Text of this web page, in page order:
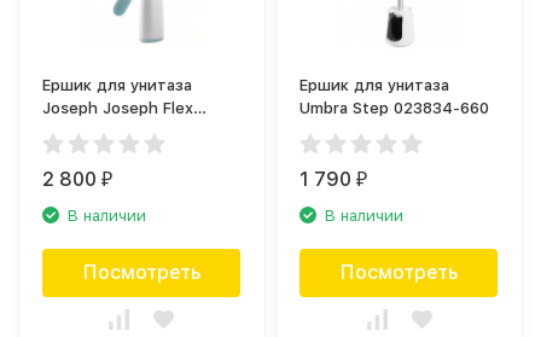
Ершик для унитаза
Joseph Joseph Flex
70506
2 800₽
В наличии
Посмотреть
Ершик для унитаза
Umbra Step 023834-660
1 790₽
В наличии
Посмотреть